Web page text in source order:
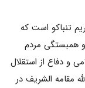
تنباکو است که
همبستگی مردم
و دفاع از استقلال
مقامه الشریف در